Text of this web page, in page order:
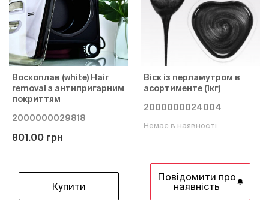
Воскоплав (white) Hair
removal з антипригарним
покриттям
2000000029818
801.00 грн
Купити
Віск із перламутром в
асортименте (1кг)
2000000024004
Немає в наявності
Повідомити про
наявність